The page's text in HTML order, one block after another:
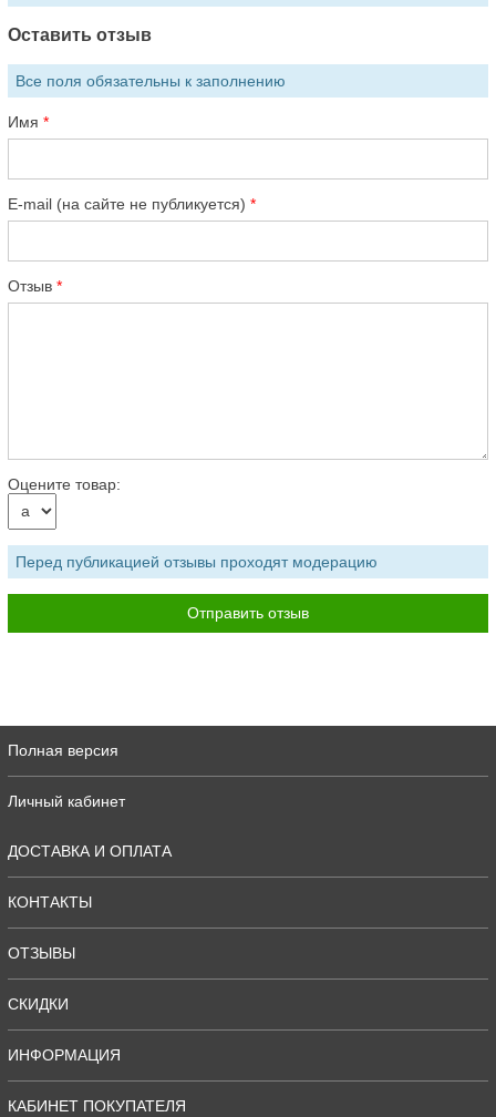
Оставить отзыв
Все поля обязательны к заполнению
Имя
E-mail (на сайте не публикуется)
Отзыв
Оцените товар:
Перед публикацией отзывы проходят модерацию
Полная версия
Личный кабинет
ДОСТАВКА И ОПЛАТА
КОНТАКТЫ
ОТЗЫВЫ
СКИДКИ
ИНФОРМАЦИЯ
КАБИНЕТ ПОКУПАТЕЛЯ